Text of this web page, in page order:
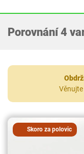
Porovnání 4
Skoro za polovic